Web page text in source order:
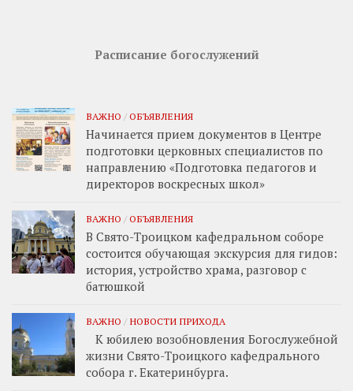
Расписание богослужений
ВАЖНО / ОБЪЯВЛЕНИЯ
Начинается прием документов в Центре
подготовки церковных специалистов по
направлению «Подготовка педагогов и
директоров воскресных школ»
ВАЖНО / ОБЪЯВЛЕНИЯ
В Свято-Троицком кафедральном соборе
состоится обучающая экскурсия для гидов:
история, устройство храма, разговор с
батюшкой
ВАЖНО / НОВОСТИ ПРИХОДА
К юбилею возобновления Богослужебной
жизни Свято-Троицкого кафедрального
собора г. Екатеринбурга.